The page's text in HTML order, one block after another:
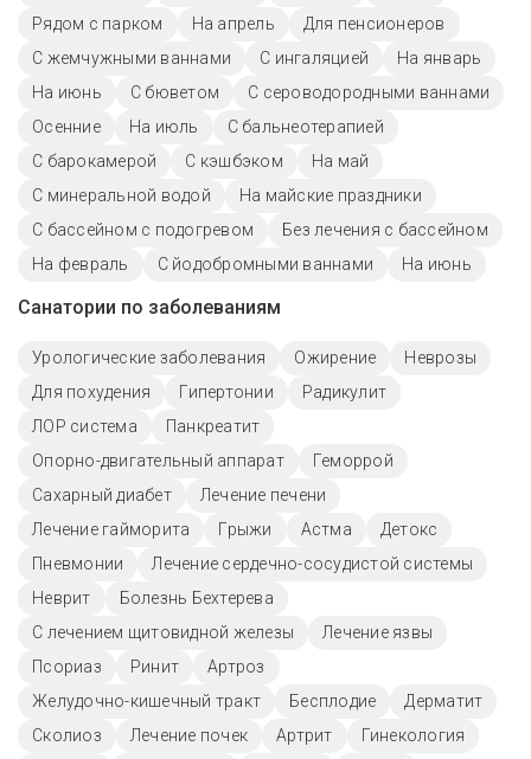
Рядом с парком
На апрель
Для пенсионеров
С жемчужными ваннами
С ингаляцией
На январь
На июнь
С бюветом
С сероводородными ваннами
Осенние
На июль
С бальнеотерапией
С барокамерой
С кэшбэком
На май
С минеральной водой
На майские праздники
С бассейном с подогревом
Без лечения с бассейном
На февраль
С йодобромными ваннами На июнь
Санатории по заболеваниям
Урологические заболевания Ожирение
Неврозы
Для похудения
Гипертонии
Радикулит
ЛОР система
Панкреатит
Опорно-двигательный аппарат
Геморрой
Сахарный диабет
Лечение печени
Лечение гайморита
Грыжи Астма
Детокс
Пневмонии
Лечение сердечно-сосудистой системы
Неврит
Болезнь Бехтерева
С лечением щитовидной железы
Лечение язвы
Псориаз
Ринит
Артроз
Желудочно-кишечный тракт
Бесплодие
Дерматит
Сколиоз
Лечение почек Артрит
Гинекология